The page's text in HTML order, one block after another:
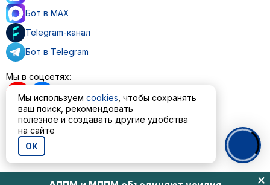
Бот в MAX
Telegram-канал
Бот в Telegram
Мы в соцсетях:
Пользовательское соглашение
Политика обработки персональных данных
© ООО «МППМ» 2023—2026
Мы используем cookies , чтобы сохранять
ваш поиск, рекомендовать
полезное и создавать другие удобства
на сайте
ОК